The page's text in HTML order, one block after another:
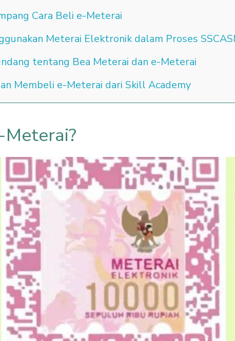
Cara Beli e-Meterai
Meterai Elektronik dalam Proses
tentang Bea Meterai dan e-Meterai
Membeli e-Meterai dari Skill Academy